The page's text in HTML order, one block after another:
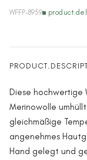
WFFP-8959
Diese hochwertige
Merinowolle
gleichmäßige
angenehmes
Hand gelegt und